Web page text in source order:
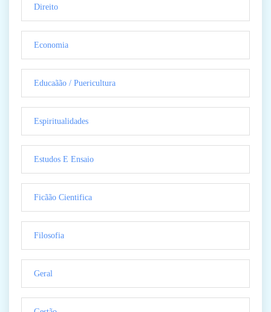
Direito
Economia
Educaãão / Puericultura
Espiritualidades
Estudos E Ensaio
Ficãão Cientifica
Filosofia
Geral